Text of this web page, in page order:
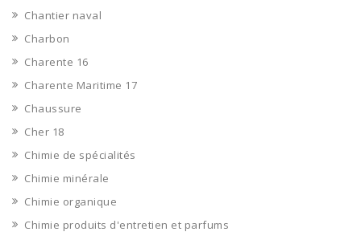
Chantier naval
Charbon
Charente 16
Charente Maritime 17
Chaussure
Cher 18
Chimie de spécialités
Chimie minérale
Chimie organique
Chimie produits d'entretien et parfums